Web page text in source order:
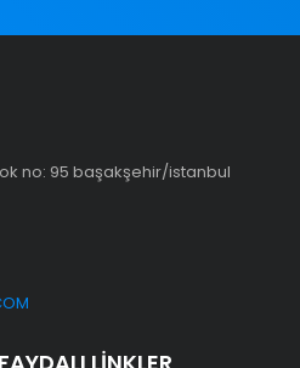
no: 95 başakşehir/i̇stanbul